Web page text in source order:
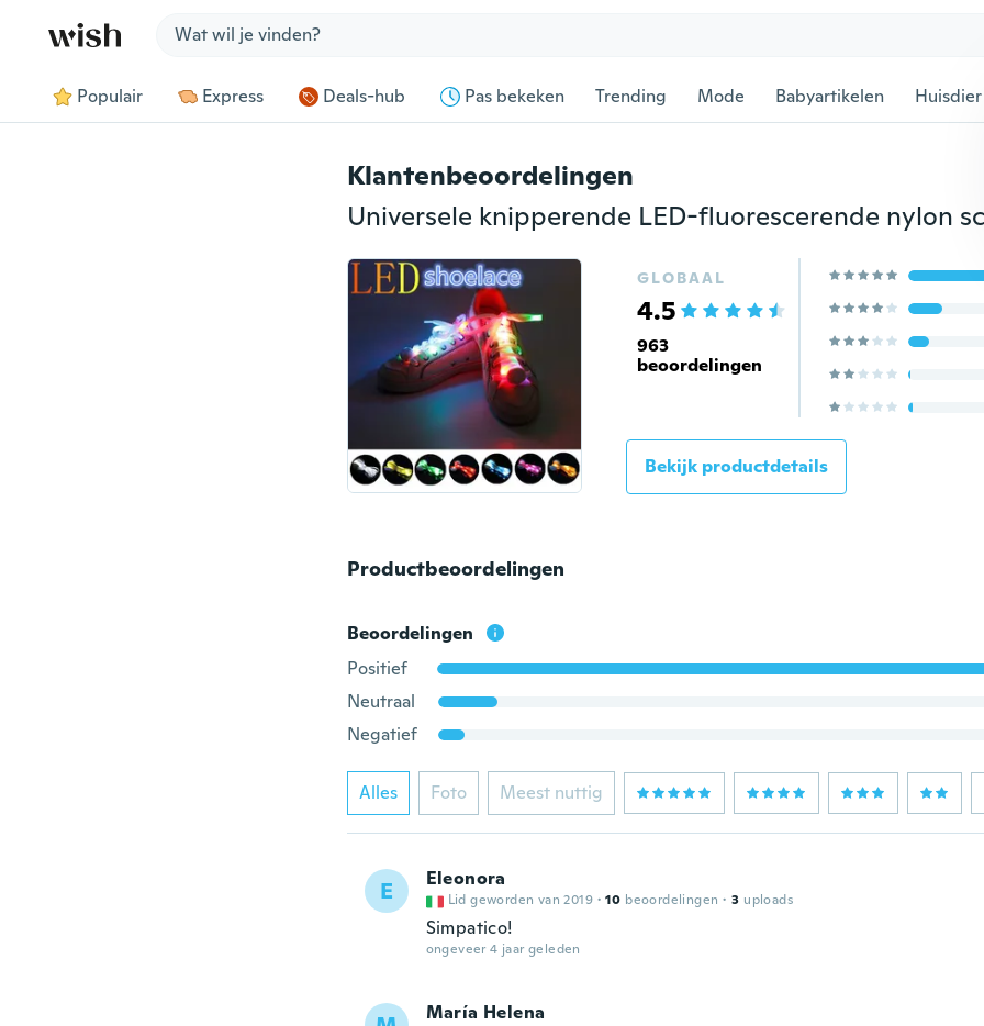
Populair Express Deals-hub Pas bekeken Trending Mode Babyartikelen
Klantenbeoordelingen
GLOBAAL
4.5
963
beoordelingen
Bekijk productdetails
Productbeoordelingen
Beoordelingen
Positief
Neutraal
Negatief
Alles Foto Meest nuttig
E Eleonora
Lid geworden van 2019 · 10 beoordelingen · 3 uploads
Simpatico!
ongeveer 4 jaar geleden
María Helena